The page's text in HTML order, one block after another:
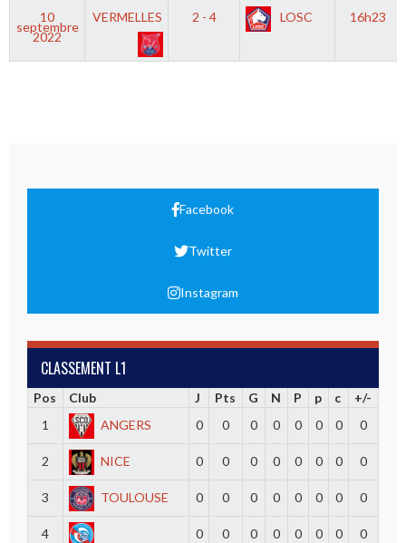
10
septembre
2022
VERMELLES 2 - 4 LOSC 16h23
Facebook
Twitter
Instagram
CLASSEMENT L1
Pos Club J Pts G N P p c
+/-
1
ANGERS 0 0 0 0 0 0 0 0
2 NICE 0 0 0 0 0 0 0 0
3 TOULOUSE 0 0 0 0 0 0 0 0
4
0 0 0 0 0 0 0 0